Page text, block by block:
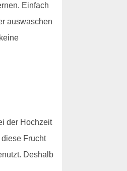
Einfach
auswaschen
der Hochzeit
Frucht
Deshalb